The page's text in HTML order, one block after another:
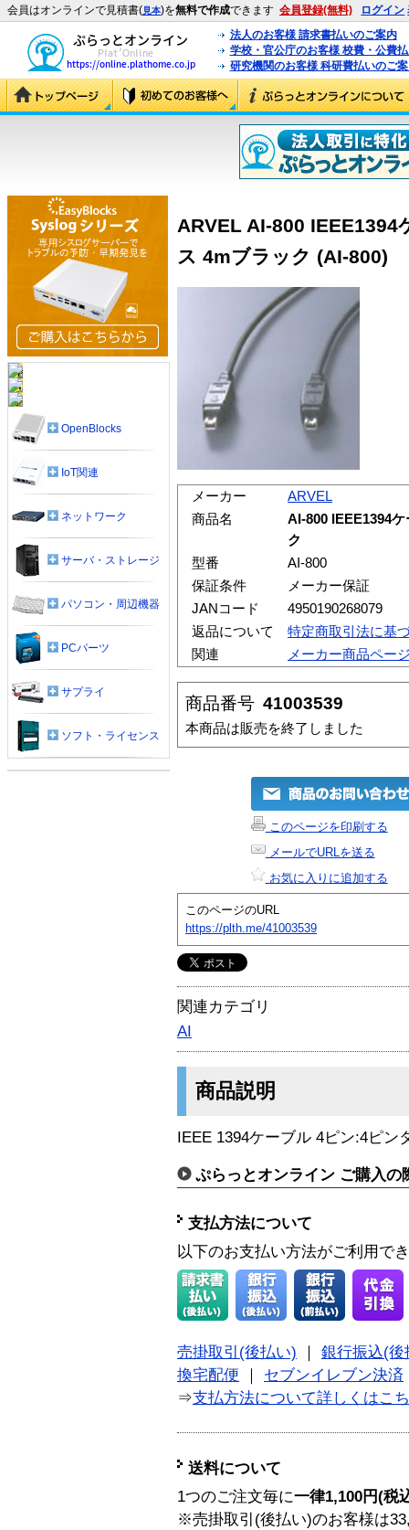
会員はオンラインで見積書(見本)を無料で作成できます 会員登録(無料) ログイン
法人のお客様 請求書払いのご案内
学校・官公庁のお客様 校費・公費
研究機関のお客様 科研費払いのご
ARVEL AI-800
ス 4mブラック (AI-800)
メーカー
ARVEL
商品名
AI-800 IEEE1394
ク
型番
AI-800
保証条件
メーカー保証
JANコード
4950190268079
返品について
特定商取引法に基
関連
メーカー商品ペー
商品番号 41003539
本商品は販売を終了しました
このページを印刷する
メールでURLを送る
お気に入りに追加する
このページのURL
https://plth.me/41003539
関連カテゴリ
AI
商品説明
IEEE 1394ケーブル 4ピン:4ピン
ぷらっとオンライン ご購入の
支払方法について
以下のお支払い方法がご利用で
売掛取引(後払い)
銀行振込(後
換宅配便
セブンイレブン決済
⇒支払方法について詳しくはこ
送料について
1つのご注文毎に一律1,100円(税
※売掛取引(後払い)のお客様は
OpenBlocks
IoT関連
ネットワーク
サーバ・ストレージ
パソコン・周辺機器
PCパーツ
サプライ
ソフト・ライセンス